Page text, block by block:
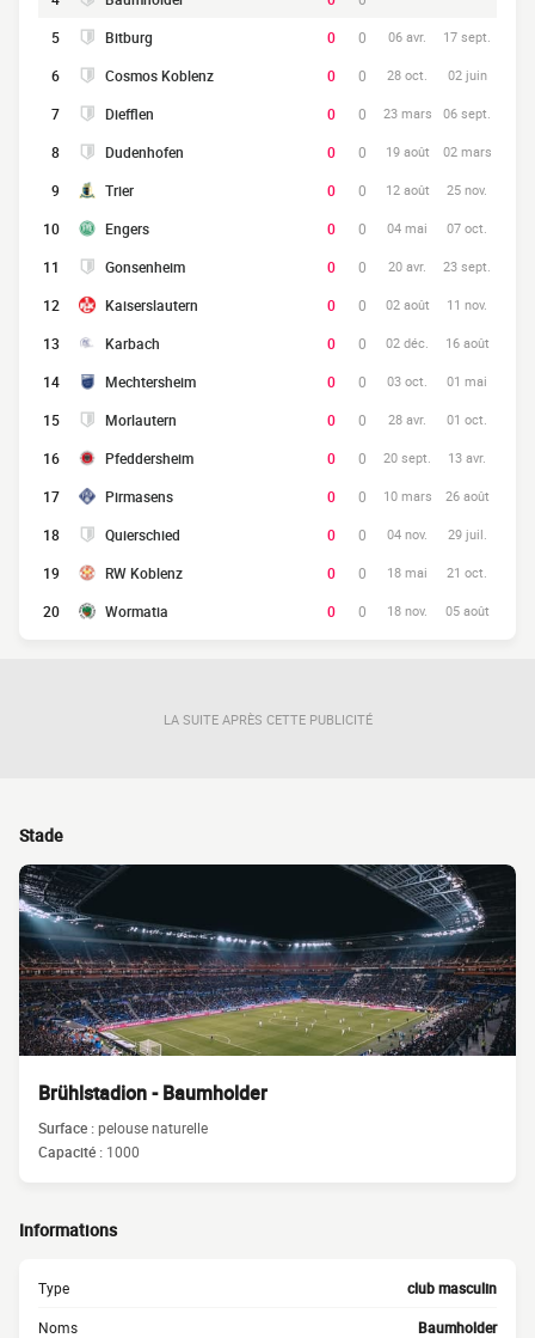
5
Bitburg 0 0 06 avr. 17 sept.
6 Cosmos Koblenz 0 0 28 oct. 02 juin
7 Diefflen 0 0 23 mars 06 sept.
8 Dudenhofen 0 0 19 août 02 mars
9 Trier 0 0 12 août 25 nov.
10 Engers 0 0 04 mai 07 oct.
11 Gonsenheim 0 0 20 avr. 23 sept.
12 Kaiserslautern 0 0 02 août 11 nov.
13 Karbach 0 0 02 déc. 16 août
14 Mechtersheim 0 0 03 oct. 01 mai
15 Morlautern 0 0 28 avr. 01 oct.
16 Pfeddersheim 0 0 20 sept. 13 avr.
17 Pirmasens 0 0 10 mars 26 août
18 Quierschied 0 0 04 nov. 29 juil.
19 RW Koblenz 0 0 18 mai 21 oct.
20 Wormatia 0 0 18 nov. 05 août
LA SUITE APRÈS CETTE PUBLICITÉ
Stade
Brühlstadion - Baumholder
Surface :pelouse naturelle
Capacité : 1000
Informations
Type club masculin
Noms Baumholder